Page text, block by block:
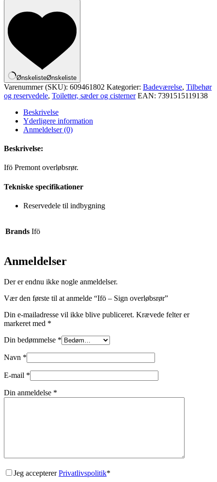
ØnskelisteØnskeliste
Varenummer (SKU): 609461802 Kategorier: Badeværelse, Tilbehør
og reservedele, Toiletter, sæder og cisterner EAN: 7391515119138
Beskrivelse
Yderligere information
Anmeldelser (0)
Beskrivelse:
Ifö Premont overløbsrør.
Tekniske specifikationer
Reservedele til indbygning
Brands Ifö
Anmeldelser
Der er endnu ikke nogle anmeldelser.
Vær den første til at anmelde “Ifö – Sign overløbsrør”
Din e-mailadresse vil ikke blive publiceret. Krævede felter er
markeret med *
Din bedømmelse *
Navn *
E-mail *
Din anmeldelse *
Jeg acceptererPrivatlivspolitik*